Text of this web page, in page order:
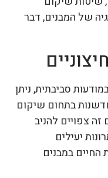
של המבנים, דבר
סביבתית, ניתן
בתחום שיקום
צפויים להניב
יעילים
החיים במבנים